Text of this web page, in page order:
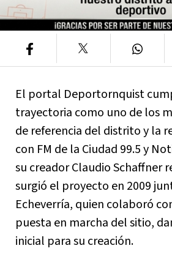
El portal Deportornquist
trayectoria como uno de los
de referencia del distrito y la
con FM de la Ciudad 99.5 y
su creador Claudio Schaffner
surgió el proyecto en 2009
Echeverría, quien colaboró
puesta en marcha del sitio,
inicial para su creación.